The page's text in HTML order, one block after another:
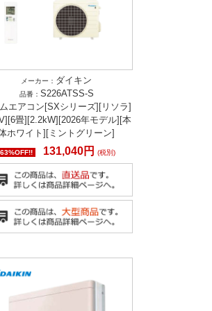
メーカー： ダイキン
品番： S226ATSS-S
エアコン[SXシリーズ][リソラ]
畳][2.2kW][2026年モデル][本
ホワイト][ミントグリーン]
63%OFF!! 131,040円 (税別)